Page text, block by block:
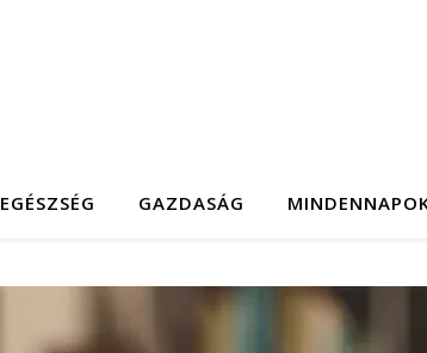
EGÉSZSÉG GAZDASÁG